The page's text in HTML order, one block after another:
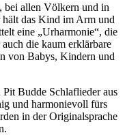
bei allen Völkern und in
das Kind im Arm und
eine „Urharmonie“, die
die kaum erklärbare
von Babys, Kindern und
Budde Schlaflieder aus
und harmonievoll fürs
in der Originalsprache